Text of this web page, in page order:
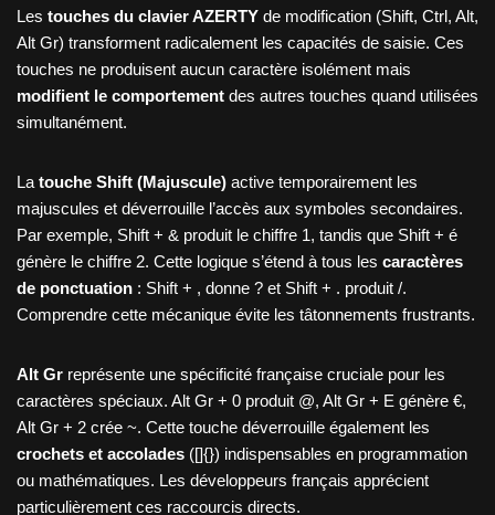
Les touches du clavier AZERTY de modification (Shift, Ctrl, Alt,
Alt Gr) transforment radicalement les capacités de saisie. Ces
touches ne produisent aucun caractère isolément mais
modifient le comportement des autres touches quand utilisées
simultanément.
La touche Shift (Majuscule) active temporairement les
majuscules et déverrouille l’accès aux symboles secondaires.
Par exemple, Shift + & produit le chiffre 1, tandis que Shift + é
génère le chiffre 2. Cette logique s’étend à tous les caractères
de ponctuation : Shift + , donne ? et Shift + . produit /.
Comprendre cette mécanique évite les tâtonnements frustrants.
Alt Gr représente une spécificité française cruciale pour les
caractères spéciaux. Alt Gr + 0 produit @, Alt Gr + E génère €,
Alt Gr + 2 crée ~. Cette touche déverrouille également les
crochets et accolades ([]{}) indispensables en programmation
ou mathématiques. Les développeurs français apprécient
particulièrement ces raccourcis directs.